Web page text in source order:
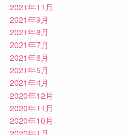
2021年11月
2021年9月
2021年8月
2021年7月
2021年6月
2021年5月
2021年4月
2020年12月
2020年11月
2020年10月